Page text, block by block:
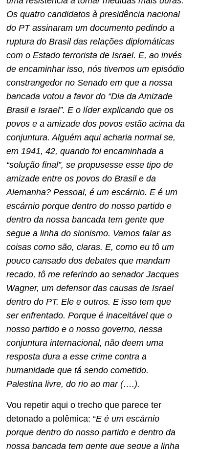
Os quatro candidatos à presidência nacional
do PT assinaram um documento pedindo a
ruptura do Brasil das relações diplomáticas
com o Estado terrorista de Israel. E, ao invés
de encaminhar isso, nós tivemos um episódio
constrangedor no Senado em que a nossa
bancada votou a favor do “Dia da Amizade
Brasil e Israel”. E o líder explicando que os
povos e a amizade dos povos estão acima da
conjuntura. Alguém aqui acharia normal se,
em 1941, 42, quando foi encaminhada a
“solução final”, se propusesse esse tipo de
amizade entre os povos do Brasil e da
Alemanha? Pessoal, é um escárnio. E é um
escárnio porque dentro do nosso partido e
dentro da nossa bancada tem gente que
segue a linha do sionismo. Vamos falar as
coisas como são, claras. E, como eu tô um
pouco cansado dos debates que mandam
recado, tô me referindo ao senador Jacques
Wagner, um defensor das causas de Israel
dentro do PT. Ele e outros. E isso tem que
ser enfrentado. Porque é inaceitável que o
nosso partido e o nosso governo, nessa
conjuntura internacional, não deem uma
resposta dura a esse crime contra a
humanidade que tá sendo cometido.
Palestina livre, do rio ao mar (….).
Vou repetir aqui o trecho que parece ter
detonado a polêmica: “E é um escárnio
porque dentro do nosso partido e dentro da
nossa bancada tem gente que segue a linha